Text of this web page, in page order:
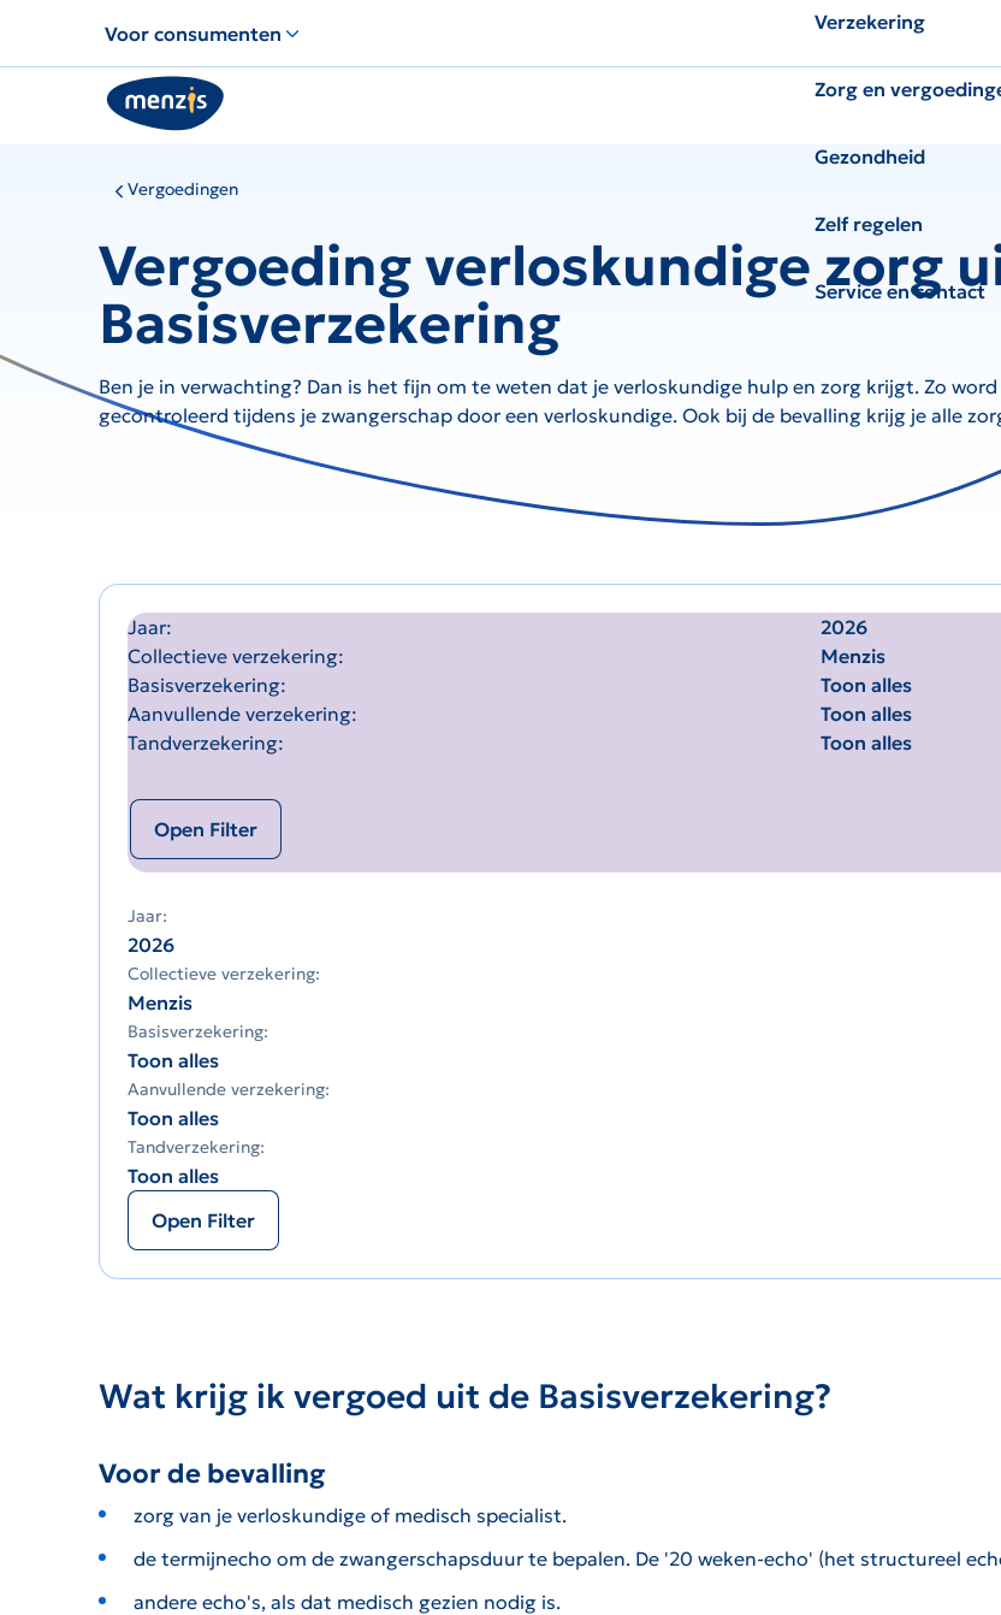
voor
snelle
navigatie
Voor consumenten Verzekering
Zorg en
Gezondheid
Zelf regelen
Service en contact
Vergoedingen
Vergoeding verloskundige zorg
Basisverzekering
Ben je in verwachting? Dan is het fijn om te weten dat je verloskundige hulp en zorg krijgt. Zo
gecontroleerd tijdens je zwangerschap door een verloskundige. Ook bij de bevalling krijg je alle
Jaar
2026
Collectieve verzekering
Menzis
Basisverzekering
Toon alles
Aanvullende verzekering
Toon alles
Tandverzekering
Toon alles
Open Filter
Jaar:
2026
Collectieve verzekering:
Menzis
Basisverzekering:
Toon alles
Aanvullende verzekering:
Toon alles
Tandverzekering:
Toon alles
Open Filter
Wat krijg ik vergoed uit de Basisverzekering?
Voor de bevalling
zorg van je verloskundige of medisch specialist.
de termijnecho om de zwangerschapsduur te bepalen. De '20 weken-echo' (het structureel
andere echo's, als dat medisch gezien nodig is.